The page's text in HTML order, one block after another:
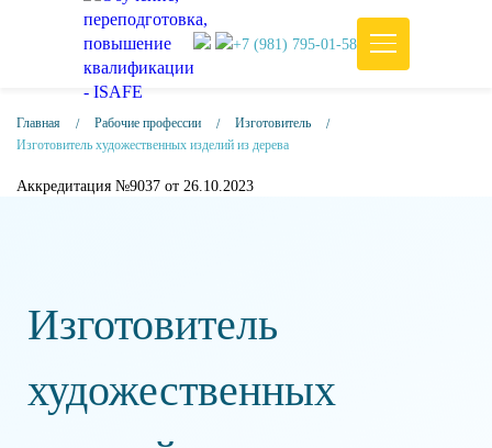
+7 (981) 795-01-58
Главная Рабочие профессии
Изготовитель
Изготовитель художественных изделий из дерева
Аккредитация №9037 от 26.10.2023
Изготовитель
художественных